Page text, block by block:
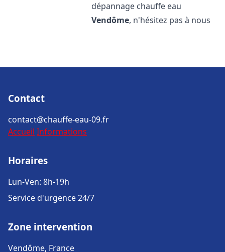
dépannage chauffe eau
Vendôme, n'hésitez pas à nous
Contact
contact@chauffe-eau-09.fr
Accueil Informations
Horaires
Lun-Ven: 8h-19h
Service d'urgence 24/7
Zone intervention
Vendôme, France